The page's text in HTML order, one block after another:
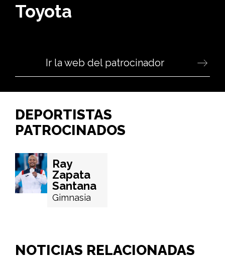
Toyota
Ir la web del patrocinador
DEPORTISTAS
PATROCINADOS
Ray
Zapata
Santana
Gimnasia
NOTICIAS RELACIONADAS